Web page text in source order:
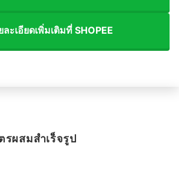
ละเอียดเพิ่มเติมที่ SHOPEE
ผสมสำเร็จรูป